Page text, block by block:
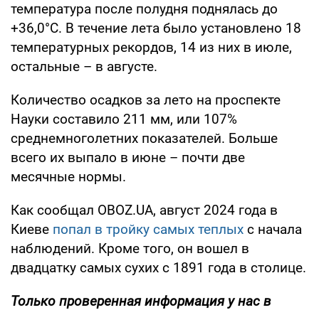
температура после полудня поднялась до
+36,0°С. В течение лета было установлено 18
температурных рекордов, 14 из них в июле,
остальные – в августе.
Количество осадков за лето на проспекте
Науки составило 211 мм, или 107%
среднемноголетних показателей. Больше
всего их выпало в июне – почти две
месячные нормы.
Как сообщал OBOZ.UA, август 2024 года в
Киеве попал в тройку самых теплых с начала
наблюдений. Кроме того, он вошел в
двадцатку самых сухих с 1891 года в столице.
Только проверенная информация у нас в